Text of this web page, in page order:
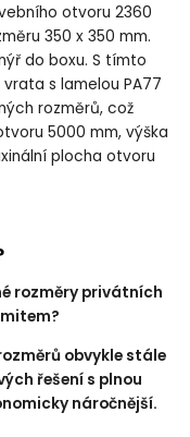
otvoru 2360
350 x 350 mm.
do boxu. S tímto
s lamelou PA77
rozměrů, což
5000 mm, výška
plocha otvoru
rozměry privátních
obvykle stále
řešení s plnou
náročnější.